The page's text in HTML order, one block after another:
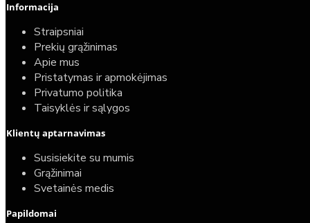
Informacija
Straipsniai
Prekių grąžinimas
Apie mus
Pristatymas ir apmokėjimas
Privatumo politika
Taisyklės ir sąlygos
Klientų aptarnavimas
Susisiekite su mumis
Grąžinimai
Svetainės medis
Papildomai